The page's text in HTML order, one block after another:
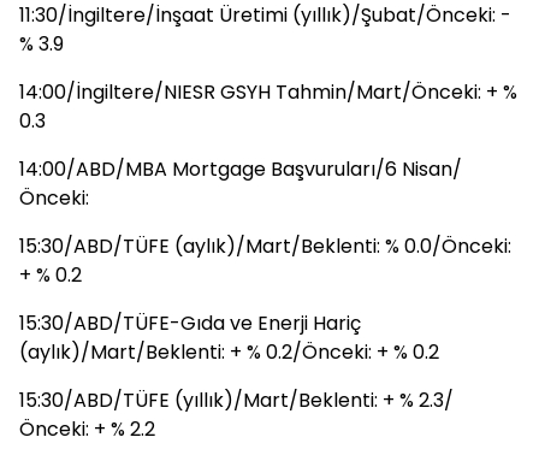
11:30/İngiltere/İnşaat Üretimi (yıllık)/Şubat/Önceki: -
% 3.9
14:00/İngiltere/NIESR GSYH Tahmin/Mart/Önceki: + %
0.3
14:00/ABD/MBA Mortgage Başvuruları/6 Nisan/
Önceki:
15:30/ABD/TÜFE (aylık)/Mart/Beklenti: % 0.0/Önceki:
+ % 0.2
15:30/ABD/TÜFE-Gıda ve Enerji Hariç
(aylık)/Mart/Beklenti: + % 0.2/Önceki: + % 0.2
15:30/ABD/TÜFE (yıllık)/Mart/Beklenti: + % 2.3/
Önceki: + % 2.2